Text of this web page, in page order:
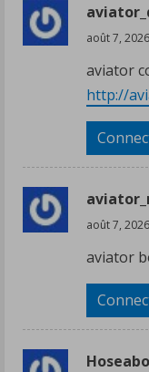
août 7,
aviator
http://
août 7,
aviator